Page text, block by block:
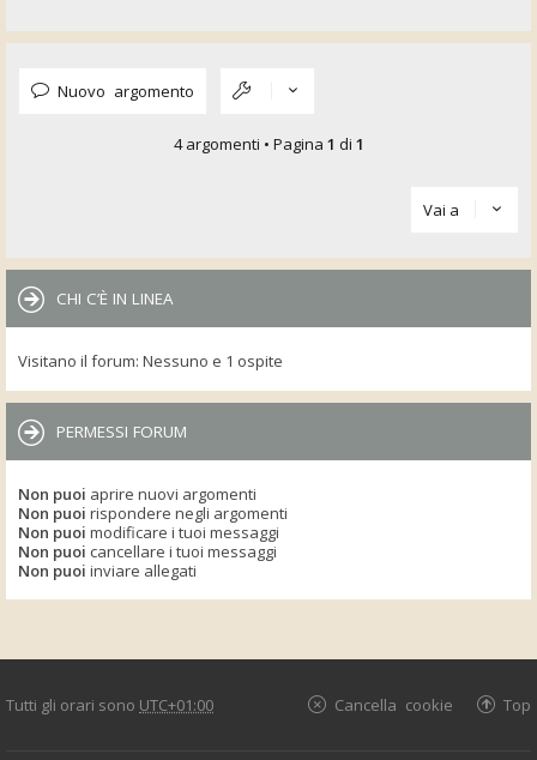
Nuovo argomento
4 argomenti • Pagina 1 di 1
Vai a
CHI C’È IN LINEA
Visitano il forum: Nessuno e 1 ospite
PERMESSI FORUM
Non puoi aprire nuovi argomenti
Non puoi rispondere negli argomenti
Non puoi modificare i tuoi messaggi
Non puoi cancellare i tuoi messaggi
Non puoi inviare allegati
Tutti gli orari sono UTC+01:00 Top
Cancella cookie